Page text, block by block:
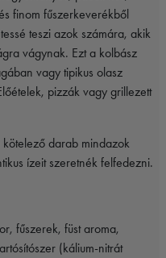
finom fűszerkeverékből
teszi azok számára, akik
vágynak. Ezt a kolbász
vagy tipikus olasz
pizzák vagy grillezett
darab mindazok
ízeit szeretnék felfedezni.
fűszerek, füst aroma,
(kálium-nitrát